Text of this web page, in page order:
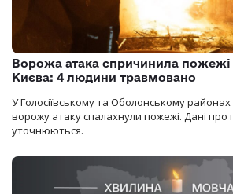
Ворожа атака спричинила пожежі
Києва: 4 людини травмовано
У Голосіївському та Оболонському районах
ворожу атаку спалахнули пожежі. Дані про
уточнюються.